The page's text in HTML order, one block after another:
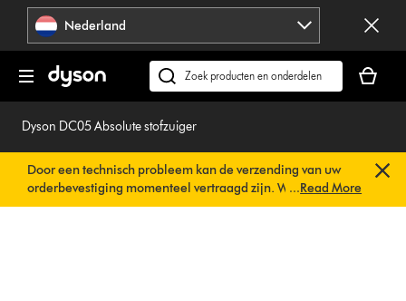
Navigatie
overslaan
Nederland
Zoek
op
dyson.nl
is
Dyson DC05 Absolute stofzuiger
Door een technisch probleem kan de verzending van uw
orderbevestiging momenteel vertraagd zijn. We werken al
aan een snelle oplossing.U hoeft verder niets te doen. Uw
...Read More